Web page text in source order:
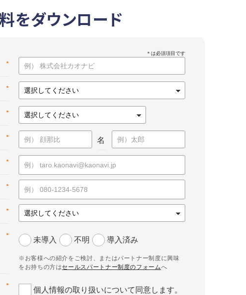
をダウンロード
*
*
*
* 名
*
*
*
* 未導入 不明 導入済み
※お客様への紹介をご検討、またはパートナー制度に興味
をお持ちの方はセールスパートナー制度のフォームへ
* 個人情報の取り扱いについて同意します。